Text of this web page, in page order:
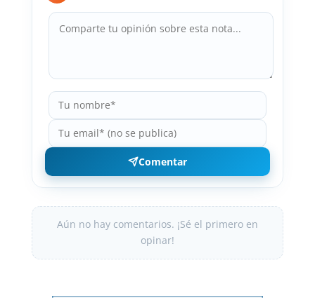
Comentar
Aún no hay comentarios. ¡Sé el primero en
opinar!